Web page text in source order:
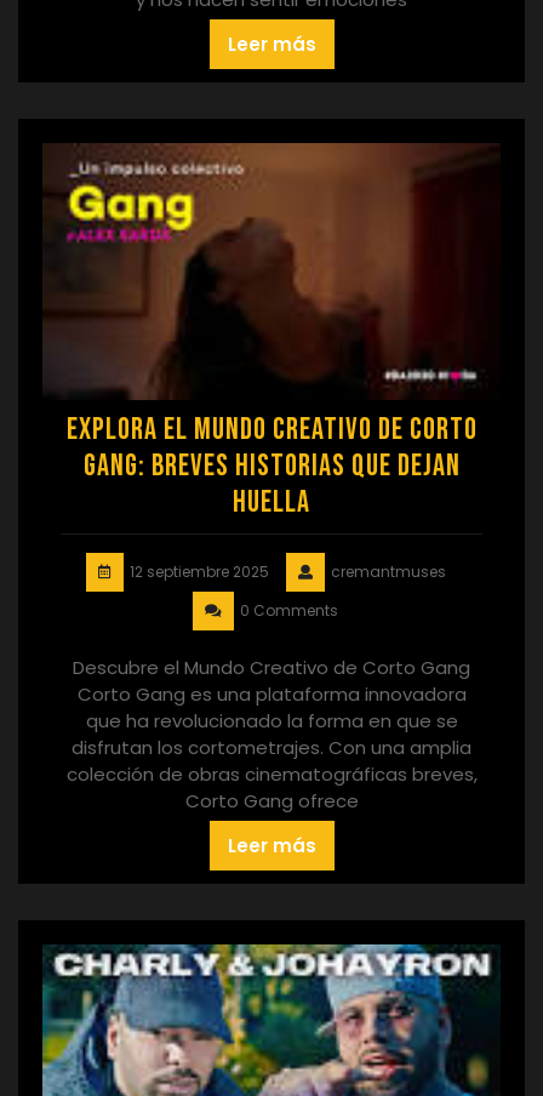
Leer más
Explora el Mundo Creativo de Corto
Gang: Breves Historias que Dejan
Huella
12 septiembre 2025
cremantmuses
0 Comments
Descubre el Mundo Creativo de Corto Gang
Corto Gang es una plataforma innovadora
que ha revolucionado la forma en que se
disfrutan los cortometrajes. Con una amplia
colección de obras cinematográficas breves,
Corto Gang ofrece
Leer más